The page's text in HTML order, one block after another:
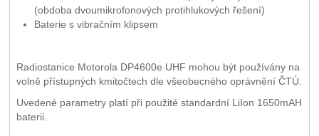
(obdoba dvoumikrofonových protihlukových řešení)
Baterie s vibračním klipsem
Radiostanice Motorola DP4600e UHF mohou být používány na
volně přístupných kmitočtech dle všeobecného oprávnění ČTÚ.
Uvedené parametry platí při použité standardní LiIon 1650mAH
baterii.